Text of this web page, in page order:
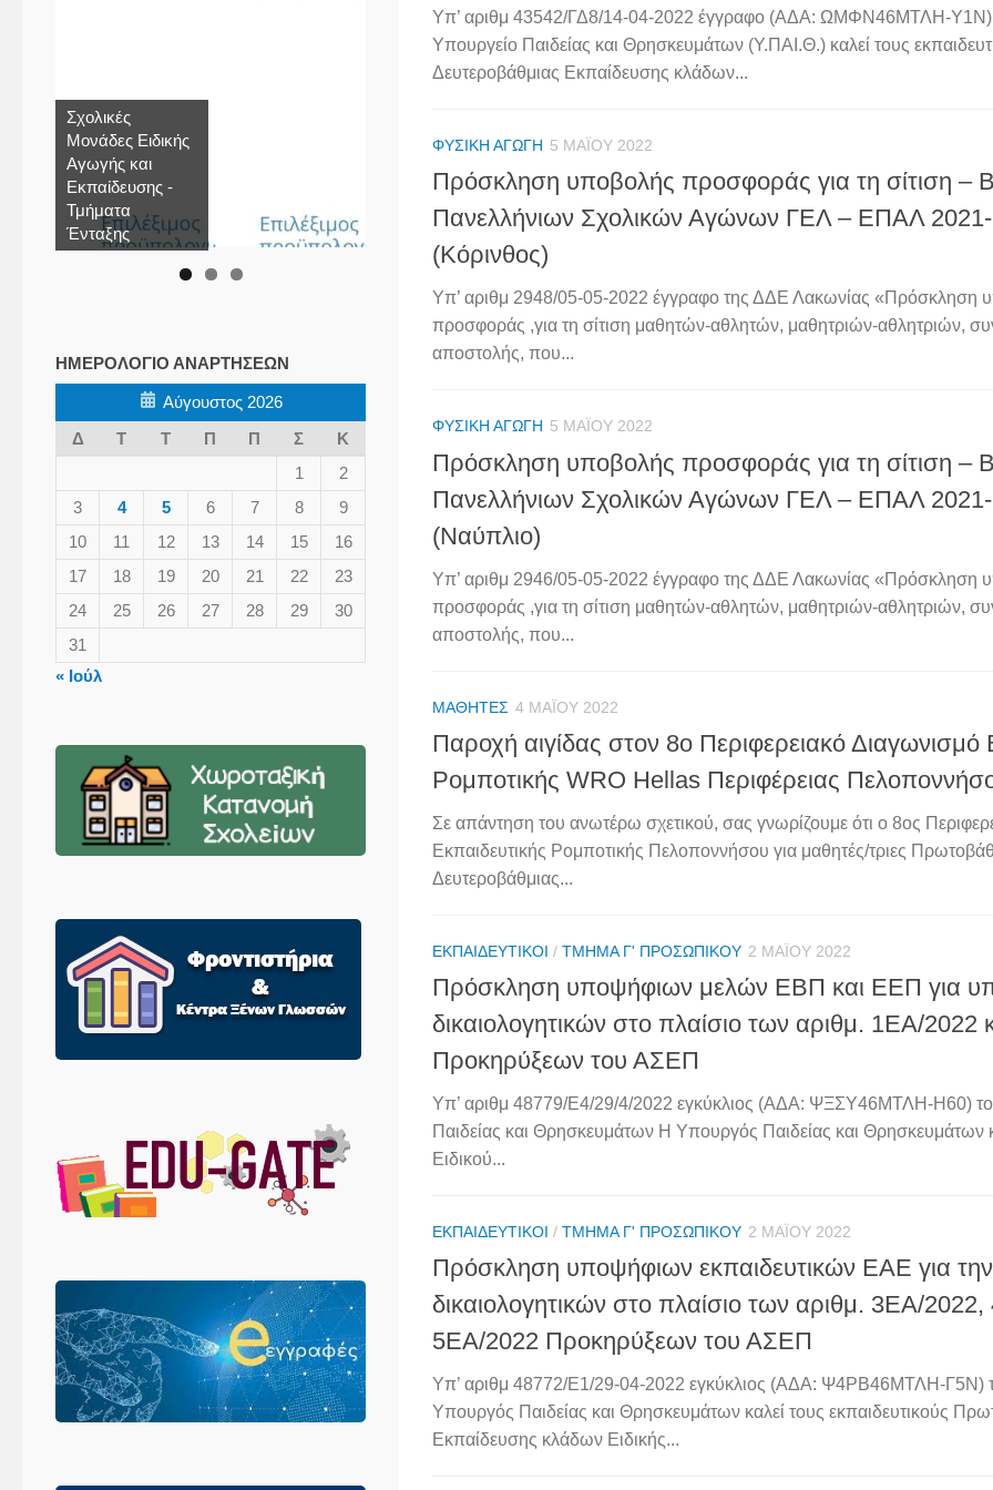
Υπ’ αριθμ 43542/ΓΔ8/14-04-2022 έγγραφο (ΑΔΑ: ΩΜΦΝ46ΜΤΛΗ-
Υπουργείο Παιδείας και Θρησκευμάτων (Υ.ΠΑΙ.Θ.) καλεί τους
Δευτεροβάθμιας Εκπαίδευσης κλάδων...
ΦΥΣΙΚΉ ΑΓΩΓΉ 5 ΜΑΪ́ΟΥ 2022
Πρόσκληση υποβολής προσφοράς για τη σίτιση –
Πανελλήνιων Σχολικών Αγώνων ΓΕΛ – ΕΠΑΛ
(Κόρινθος)
Υπ’ αριθμ 2948/05-05-2022 έγγραφο της ΔΔΕ Λακωνίας «Πρόσκληση
προσφοράς ,για τη σίτιση μαθητών-αθλητών, μαθητριών-αθλητριών,
αποστολής, που...
ΦΥΣΙΚΉ ΑΓΩΓΉ 5 ΜΑΪ́ΟΥ 2022
Πρόσκληση υποβολής προσφοράς για τη σίτιση –
Πανελλήνιων Σχολικών Αγώνων ΓΕΛ – ΕΠΑΛ
(Ναύπλιο)
Υπ’ αριθμ 2946/05-05-2022 έγγραφο της ΔΔΕ Λακωνίας «Πρόσκληση
προσφοράς ,για τη σίτιση μαθητών-αθλητών, μαθητριών-αθλητριών,
αποστολής, που...
ΜΑΘΗΤΈΣ 4 ΜΑΪ́ΟΥ 2022
Παροχή αιγίδας στον 8ο Περιφερειακό Διαγωνισμό
Ρομποτικής WRO Hellas Περιφέρειας
Σε απάντηση του ανωτέρω σχετικού, σας γνωρίζουμε ότι ο 8ος
Εκπαιδευτικής Ρομποτικής Πελοποννήσου για μαθητές/τριες
Δευτεροβάθμιας...
ΕΚΠΑΙΔΕΥΤΙΚΟΊ / ΤΜΉΜΑ Γ' ΠΡΟΣΩΠΙΚΟΎ 2 ΜΑΪ́ΟΥ 2022
Πρόσκληση υποψήφιων μελών ΕΒΠ και ΕΕΠ για
δικαιολογητικών στο πλαίσιο των αριθμ. 1ΕA/2022
Προκηρύξεων του ΑΣΕΠ
Υπ’ αριθμ 48779/Ε4/29/4/2022 εγκύκλιος (ΑΔΑ: ΨΞΣΥ46ΜΤΛΗ-Η60)
Παιδείας και Θρησκευμάτων Η Υπουργός Παιδείας και Θρησκευμάτων
Ειδικού...
ΕΚΠΑΙΔΕΥΤΙΚΟΊ / ΤΜΉΜΑ Γ' ΠΡΟΣΩΠΙΚΟΎ 2 ΜΑΪ́ΟΥ 2022
Πρόσκληση υποψήφιων εκπαιδευτικών ΕΑΕ για
δικαιολογητικών στο πλαίσιο των αριθμ. 3ΕA/
5ΕA/2022 Προκηρύξεων του ΑΣΕΠ
Υπ’ αριθμ 48772/Ε1/29-04-2022 εγκύκλιος (ΑΔΑ: Ψ4ΡΒ46ΜΤΛΗ-Γ5Ν)
Υπουργός Παιδείας και Θρησκευμάτων καλεί τους εκπαιδευτικούς
Εκπαίδευσης κλάδων Ειδικής...
Σχολικές
Μονάδες Ειδικής
Αγωγής και
Εκπαίδευσης -
Τμήματα
Ένταξης
ΗΜΕΡΟΛΌΓΙΟ ΑΝΑΡΤΉΣΕΩΝ
Αύγουστος 2026
Δ
Τ Τ Π Π Σ
Κ
1
2
3
4 5 6 7 8
9
10
11 12 13 14 15
16
17
18 19 20 21 22
23
24
25 26 27 28 29
30
31
« Ιούλ